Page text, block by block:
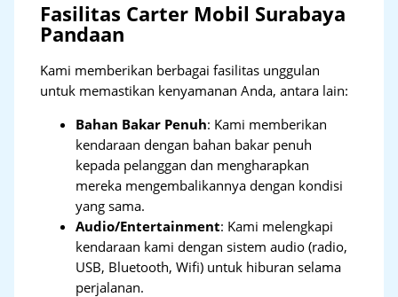
Fasilitas Carter Mobil Surabaya
Pandaan
Kami memberikan berbagai fasilitas unggulan
untuk memastikan kenyamanan Anda, antara lain:
Bahan Bakar Penuh: Kami memberikan
kendaraan dengan bahan bakar penuh
kepada pelanggan dan mengharapkan
mereka mengembalikannya dengan kondisi
yang sama.
Audio/Entertainment: Kami melengkapi
kendaraan kami dengan sistem audio (radio,
USB, Bluetooth, Wifi) untuk hiburan selama
perjalanan.